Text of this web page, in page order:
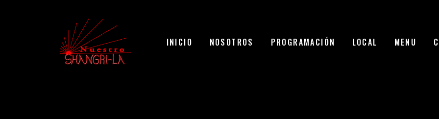
INICIO NOSOTROS PROGRAMACIÓN LOCAL MENU